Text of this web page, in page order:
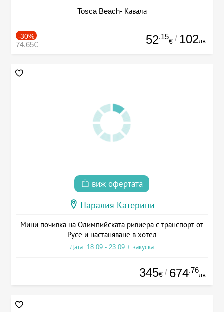
Tosca Beach- Кавала
-30%
74.65€ 52.15
€ / 102лв.
виж офертата
Паралия Катерини
Мини почивка на Олимпийската ривиера с транспорт от
Русе и настаняване в хотел
Дата: 18.09 - 23.09 + закуска
345€ / 674.76
лв.